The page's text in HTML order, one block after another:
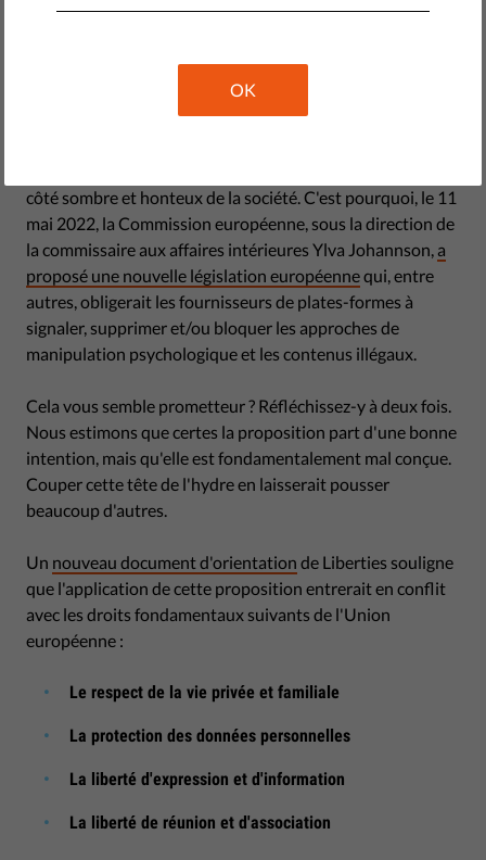
Les abus sexuels sur enfants (ASE) constituent un crime
horrible qui peut détruire des vies et des familles.
Malheureusement, internet facilite grandement la
côté sombre et honteux de la société. C'est pourquoi, le 11
mai 2022, la Commission européenne, sous la direction de
la commissaire aux affaires intérieures Ylva Johannson, a
proposé une nouvelle législation européennequi, entre
autres, obligerait les fournisseurs de plates-formes à
signaler, supprimer et/ou bloquer les approches de
manipulation psychologique et les contenus illégaux.
Cela vous semble prometteur ? Réfléchissez-y à deux fois.
Nous estimons que certes la proposition part d'une bonne
intention, mais qu'elle est fondamentalement mal conçue.
Couper cette tête de l'hydre en laisserait pousser
beaucoup d'autres.
Un nouveau document d'orientation de Liberties souligne
que l'application de cette proposition entrerait en conflit
avec les droits fondamentaux suivants de l'Union
européenne :
Le respect de la vie privée et familiale
La protection des données personnelles
La liberté d'expression et d'information
La liberté de réunion et d'association
OK